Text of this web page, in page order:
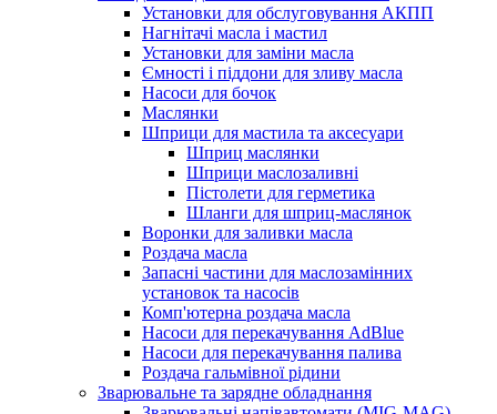
Установки для обслуговування АКПП
Нагнітачі масла і мастил
Установки для заміни масла
Ємності і піддони для зливу масла
Насоси для бочок
Маслянки
Шприци для мастила та аксесуари
Шприц маслянки
Шприци маслозаливні
Пістолети для герметика
Шланги для шприц-маслянок
Воронки для заливки масла
Роздача масла
Запасні частини для маслозамінних
установок та насосів
Комп'ютерна роздача масла
Насоси для перекачування AdBlue
Насоси для перекачування палива
Роздача гальмівної рідини
Зварювальне та зарядне обладнання